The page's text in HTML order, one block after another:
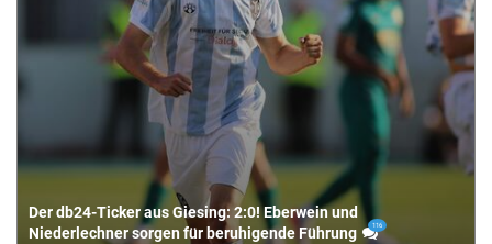
Der db24-Ticker aus Giesing: 2:0! Eberwein und
Niederlechner sorgen für beruhigende Führung
116